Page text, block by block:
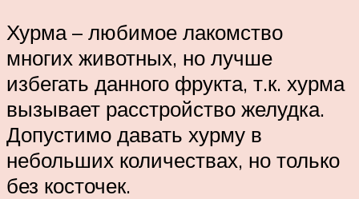
Хурма – любимое лакомство
многих животных, но лучше
избегать данного фрукта, т.к. хурма
вызывает расстройство желудка.
Допустимо давать хурму в
небольших количествах, но только
без косточек.